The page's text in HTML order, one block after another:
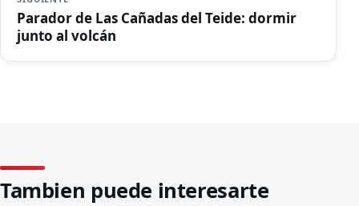
Parador de Las Cañadas del Teide: dormir
junto al volcán
Tambien puede interesarte